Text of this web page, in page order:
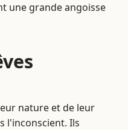
une grande angoisse
nature et de leur
l'inconscient. Ils